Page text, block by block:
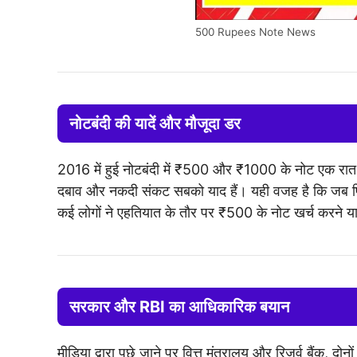
500 Rupees Note News
नोटबंदी की यादें और मौजूदा डर
2016 में हुई नोटबंदी में ₹500 और ₹1000 के नोट एक
दबाव और नकदी संकट सबको याद हैं। यही वजह है कि जब
कई लोगों ने एहतियात के तौर पर ₹500 के नोट खर्च करने
सरकार और RBI का आधिकारिक बयान
मीडिया द्वारा पूछे जाने पर वित्त मंत्रालय और रिजर्व बैंक,